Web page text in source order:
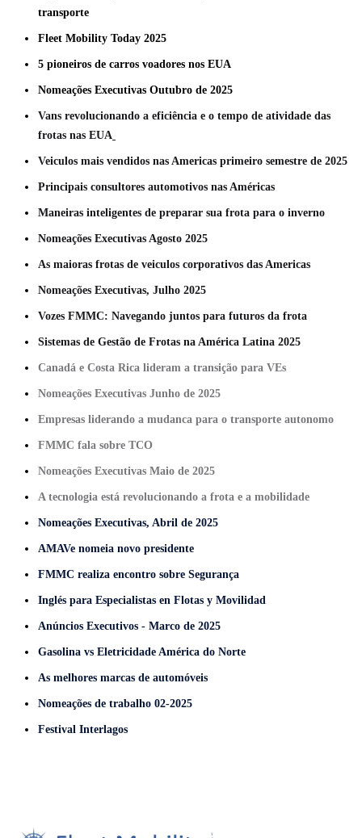
transporte
Fleet Mobility Today 2025
5 pioneiros de carros voadores nos EUA
Nomeações Executivas Outubro de 2025
Vans revolucionando a eficiência e o tempo de atividade das
frotas nas EUA
Veiculos mais vendidos nas Americas primeiro semestre de 2025
Principais consultores automotivos nas Américas
Maneiras inteligentes de preparar sua frota para o inverno
Nomeações Executivas Agosto 2025
As maioras frotas de veiculos corporativos das Americas
Nomeações Executivas, Julho 2025
Vozes FMMC: Navegando juntos para futuros da frota
Sistemas de Gestão de Frotas na América Latina 2025
Canadá e Costa Rica lideram a transição para VEs
Nomeações Executivas Junho de 2025
Empresas liderando a mudanca para o transporte autonomo
FMMC fala sobre TCO
Nomeações Executivas Maio de 2025
A tecnologia está revolucionando a frota e a mobilidade
Nomeações Executivas, Abril de 2025
AMAVe nomeia novo presidente
FMMC realiza encontro sobre Segurança
Inglés para Especialistas en Flotas y Movilidad
Anúncios Executivos - Marco de 2025
Gasolina vs Eletricidade América do Norte
As melhores marcas de automóveis
Nomeações de trabalho 02-2025
Festival Interlagos